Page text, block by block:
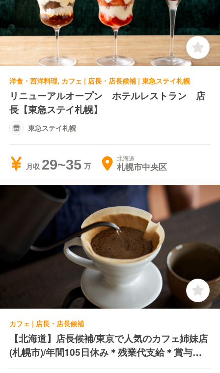
洋食・西洋料理, カフェ | 店長・店長候補 | 東急ステイ札幌
リニューアルオープン ホテルレストラン 店
長【東急ステイ札幌】
東急ステイ札幌
月収 29~35 北海道
札幌市中央区
カフェ | 店長・店長候補
【北海道】店長候補/東京で人気のカフェ姉妹店
(札幌市)/年間105日休み＊残業代支給＊賞与あ
り